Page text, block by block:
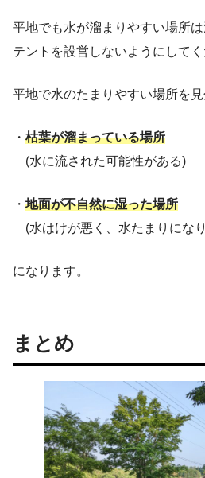
平地でも水が溜まりやすい場所は
テントを設営しないようにしてく
平地で水のたまりやすい場所を見
・ 枯葉が溜まっている場所
(水に流された可能性がある)
・ 地面が不自然に湿った場所
(水はけが悪く、水たまりにな
になります。
まとめ